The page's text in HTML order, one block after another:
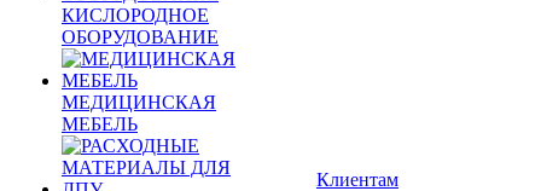
КИСЛОРОДНОЕ
ОБОРУДОВАНИЕ
МЕДИЦИНСКАЯ
МЕБЕЛЬ
Клиентам